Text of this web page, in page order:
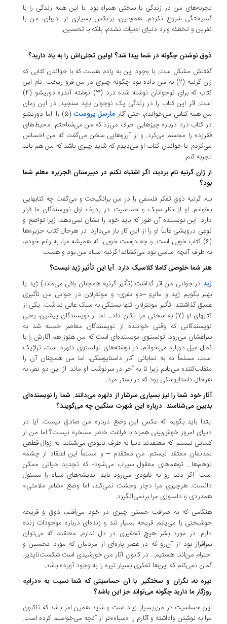
تجربه‌های من در زندگی با سختی همراه بود. با این همه زندگی را با
گسیختگی شروع نکردم. همچنین، برعکس بسیاری از ادیبان، من با
نفرین و تخطئه وارد دنیای ادبیات نشدم، بلکه با تحسین.
ذوق نوشتن چگونه در شما پیدا شد؟ اولین تجلی‌اش را به یاد دارید؟
گفتنش مشکل است. با وجود این به یادم هست که با خواندن کتابی که
ژان گرنیه (2) به من داده بود چگونه چیزی در من فرو ریخت. نام این
کتاب که برای نوجوانان نوشته شده درد (3) نوشته آندره دوریشو (4)
است. اثر این کتاب را در زندگی یک نوجوان باید سنجید. در این زمان
من همه کتابی می‌خواندم، حتی آثارمارسل پروست
(5) را. اما دوریشو
در کتاب درد درباره چیزهایی حرف می‌زد که من می‌شناختم. محیط‌های
فقرزده را مجسم می‌کرد. و از آرزوهایی سخن می‌گفت که من احساس
می‌کردم. با خواندن کتاب او می‌دیدم که شاید چیزی باشد که من هم باید
تجربه کنم.
از ژان گرنیه نام بردید، اگر اشتباه نکنم در دبیرستان الجزیره معلم شما
بله، گرنیه ذوق تفکر فلسفی را در من برانگیخت و می‌گفت چه کتابهایی
بخوانم. او از نظر سبک و حساسیت در ردیف اول نویسندگان ما قرار
دارد. این نویسنده آن طور که باید خود را نشان نمی‌دهد، زیرا تواضع و
نوعی درویشی غالباً او را از این کار باز می‌دارد. در هرحال کتاب جزیره‌ها
(6) کتاب خوبی است. و چه دوست خوبی، که همیشه مرا، به رغم خودم،
به طرف آنچه اساسی بود می‌کشاند! گرنیه استاد من بود و هست.
هنر شما خلوصی کاملا کلاسیک دارد. آیا این تأثیر ژید نیست؟
در جوانی من اثر گذاشت (تأثیر گرنیه همچنان باقی می‌ماند) ژید یا
بهتر بگویم ژید و مالرو –دو نفری- و مونترلان در جوانی من تأثیری
عمیق گذاشتند. تأثیر مونترلان تنها بستگی به سبک عالی نداشت: یکی از
کتابهای او (7) به سختی مرا تکان داد... اما از نویسندگان پیشین، یعنی
نویسندگانی که وقتی خواننده از نویسندگان معاصر خسته شد به
سراغشان می‌رود، تولستوی نویسنده‌ای است که من هنوز هم آثارش را با
کمال میل دوباره می‌خوانم. در نوشته‌های تولستوی دلهره‌ است، تراژیک
است، مسلماً نه به نمایانی آثار داستایوسکی، اما من همچنان آن را
منقلب‌کننده می‌یابم زیرا تا به آخر در سرنوشت او ماند. از این دو نفر، به
هرحال داستایوسکی بود که در بستر مرد.
آثار خود شما را نیز بسیاری سرشار از دلهره می‌دانند. شما را نویسنده‌ای
بدبین می‌شناسند. درباره این شهرت سنگین چه می‌گویید؟
ابتدا باید بگویم که عکس این وضع درباره من صادق نیست. آیا در
دنیای امروز خوش‌بینی همراه با فراغت خاطر مسخره نیست؟ اما من از
کسانی نیستم که معتقدند دنیا به طرف نابودی می‌شتابد. به زوال قطعی
تمدنمان معتقد نیستم. من معتقدم – و مسلماً این اعتقاد از چشمه
توهم‌ها... توهم‌های معقول سیراب می‌شود- که تجدید حیاتی ممکن
است. اگر دنیا رو به نابودی می‌رود باید اندیشه‌های سیاه را مسئول
دانست. هرچیزی مرا دچار وحشت نمی‌کند، اما وضع «شاعر ملامتی»
همدردی و دلسوزی مرا برنمی‌انگیزد.
هنگامی که به صرافت جستن چیزی در خود می‌افتم، ذوق و قریحه
خوشبختی را می‌یابم. قریحه بسیار تند و زنده‌ای درباره موجودات زنده
دارم. در مورد بشر هیچ تحقیری در دل ندارم. معتقدم که می‌توان
سرافراز بود از آن‌رو که در عصر پاره‌ای از مردمان که مورد تحسین و
احترام من‌اند، هستیم... در کانون آثار من خورشیدی است شکست‌ناپذیر.
گمان نمی‌کنم که این‌ها تفکری بسیار تیره را به وجود آورده باشد.
تیره نه، نگران و سختگیر. با آن حساسیتی که شما نسبت به «درام»
روزگار ما دارید چگونه می‌تواند جز این باشد؟
این حساسیت در من بسیار زیاد است و شاید همین امر باشد که تاکنون
مرا به نوشتن واداشته و آثارم را «سیاه»تر از آنچه می‌خواستم کرده است.